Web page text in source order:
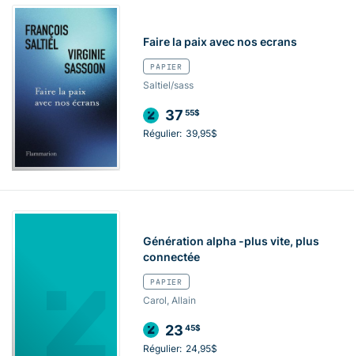
Faire la paix avec nos ecrans
PAPIER
Saltiel/sass
37 55$
Régulier: 39,95$
Génération alpha -plus vite, plus
connectée
PAPIER
Carol, Allain
23 45$
Régulier: 24,95$